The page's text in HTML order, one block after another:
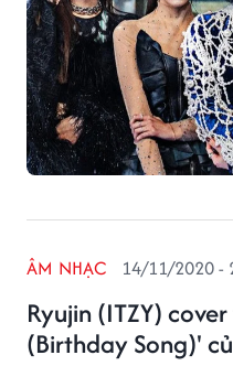
Ryujin (ITZY)
(Birthday Song)'
ÂM NHẠC 14/11/2020 -